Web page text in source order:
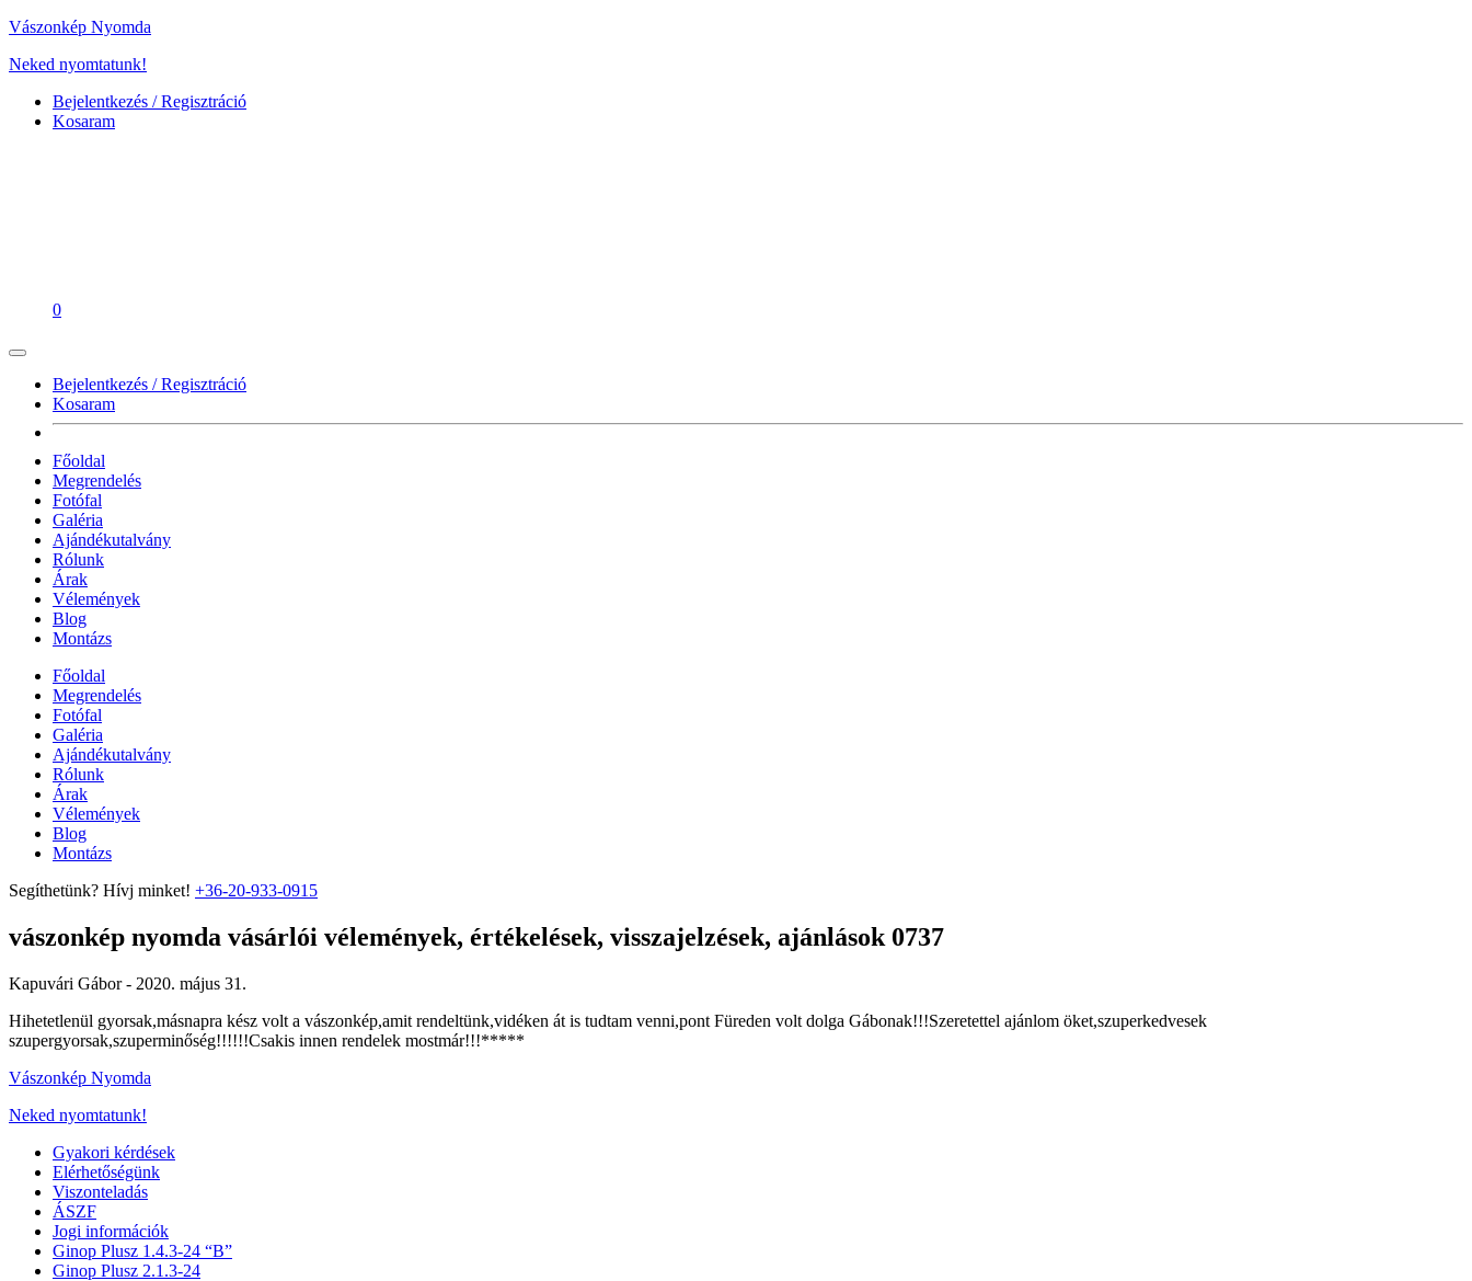
Vászonkép Nyomda
Neked nyomtatunk!
Bejelentkezés / Regisztráció
Kosaram
0
Bejelentkezés / Regisztráció
Kosaram
Főoldal
Megrendelés
Fotófal
Galéria
Ajándékutalvány
Rólunk
Árak
Vélemények
Blog
Montázs
Főoldal
Megrendelés
Fotófal
Galéria
Ajándékutalvány
Rólunk
Árak
Vélemények
Blog
Montázs
Segíthetünk? Hívj minket! +36-20-933-0915
vászonkép nyomda vásárlói vélemények, értékelések, visszajelzések, ajánlások 0737
Kapuvári Gábor - 2020. május 31.
Hihetetlenül gyorsak,másnapra kész volt a vászonkép,amit rendeltünk,vidéken át is tudtam venni,pont Füreden volt dolga Gábonak!!!Szeretettel ajánlom öket,szuperkedvesek
szupergyorsak,szuperminőség!!!!!!Csakis innen rendelek mostmár!!!*****
Vászonkép Nyomda
Neked nyomtatunk!
Gyakori kérdések
Elérhetőségünk
Viszonteladás
ÁSZF
Jogi információk
Ginop Plusz 1.4.3-24 “B”
Ginop Plusz 2.1.3-24